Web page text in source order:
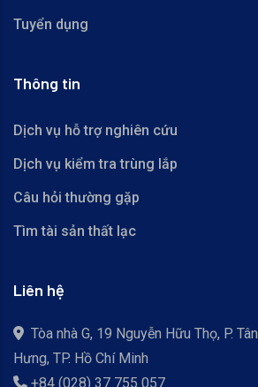
Tuyển dụng
Thông tin
Dịch vụ hỗ trợ nghiên cứu
Dịch vụ kiểm tra trùng lắp
Câu hỏi thường gặp
Tìm tài sản thất lạc
Liên hệ
Tòa nhà G, 19 Nguyễn Hữu Thọ, P. Tân
Hưng, TP. Hồ Chí Minh
+84 (028) 37 755 057